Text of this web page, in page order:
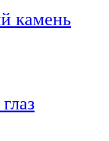
камень